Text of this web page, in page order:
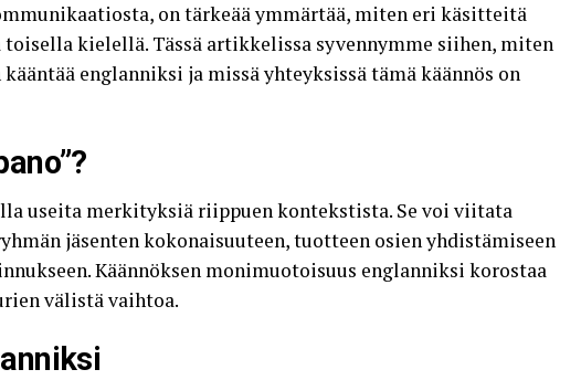
on tärkeää ymmärtää, miten eri käsitteitä
kielellä. Tässä artikkelissa syvennymme siihen, miten
kääntää englanniksi ja missä yhteyksissä tämä käännös on
useita merkityksiä riippuen kontekstista. Se voi viitata
jäsenten kokonaisuuteen, tuotteen osien yhdistämiseen
Käännöksen monimuotoisuus englanniksi korostaa
välistä vaihtoa.